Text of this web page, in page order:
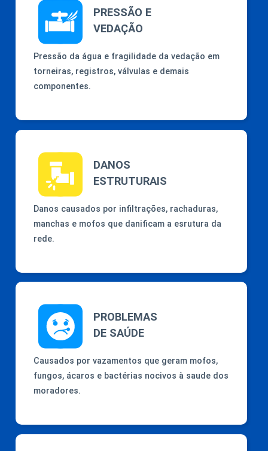
PRESSÃO E
VEDAÇÃO
Pressão da água e fragilidade da vedação em
torneiras, registros, válvulas e demais
componentes.
DANOS
ESTRUTURAIS
Danos causados por infiltrações, rachaduras,
manchas e mofos que danificam a esrutura da
rede.
PROBLEMAS
DE SAÚDE
Causados por vazamentos que geram mofos,
fungos, ácaros e bactérias nocivos à saude dos
moradores.